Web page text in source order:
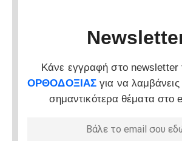
Κάνε εγγραφή στο newsletter
ΟΡΘΟΔΟΞΙΑΣ για να
σημαντικότερα θέματα στο